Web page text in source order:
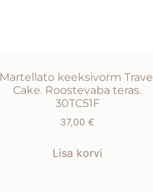
Martellato keeksivorm Travel
Cake. Roostevaba teras.
30TC51F
37,00€
Lisa korvi